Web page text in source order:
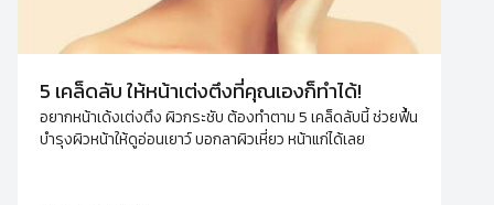
5 เคล็ดลับ ให้หน้าเต่งตึงที่คุณเองก็ทำได้!
อยากหน้าเด้งเต่งตึง ผิวกระชับ ต้องทำตาม 5 เคล็ดลับนี้ ช่วยฟื้น
บำรุงผิวหน้าให้ดูอ่อนเยาว์ บอกลาผิวเหี่ยว หน้าแก่ได้เลย